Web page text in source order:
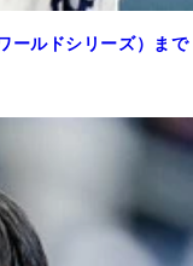
ールドシリーズ）まで